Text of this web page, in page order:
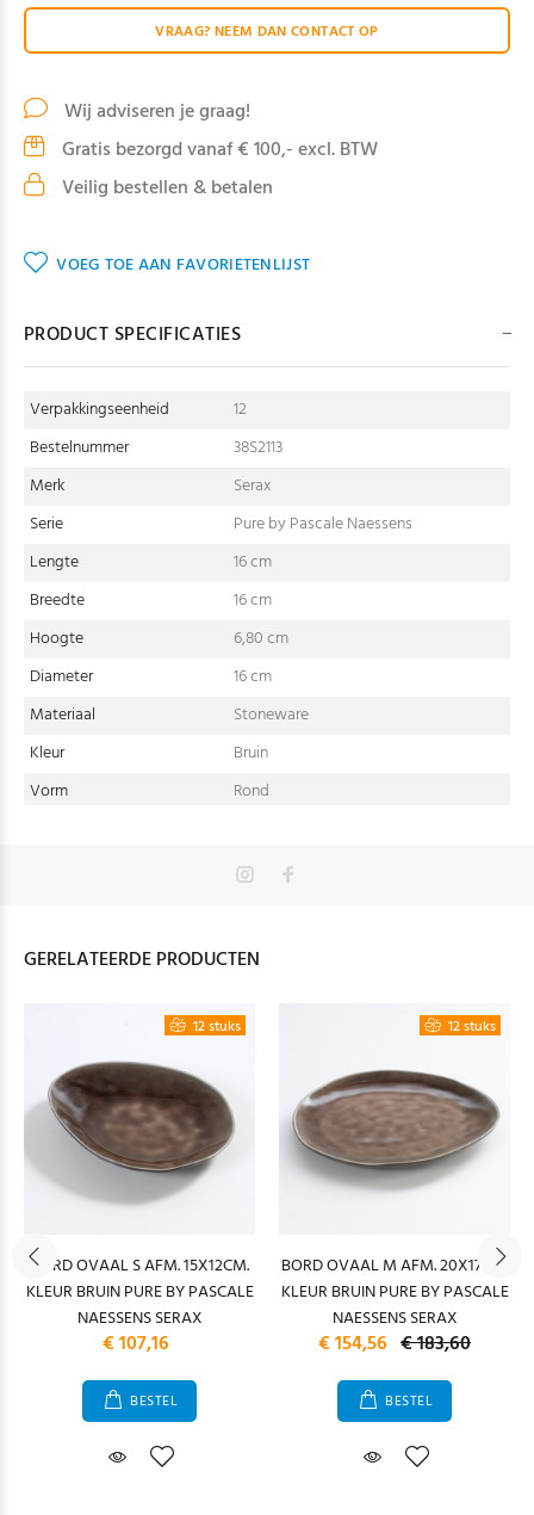
VRAAG? NEEM DAN CONTACT OP
Wij adviseren je graag!
Gratis bezorgd vanaf € 100,- excl. BTW
Veilig bestellen & betalen
VOEG TOE AAN FAVORIETENLIJST
PRODUCT SPECIFICATIES
Verpakkingseenheid
12
Bestelnummer
38S2113
Merk
Serax
Serie
Pure by Pascale Naessens
Lengte
16 cm
Breedte
16 cm
Hoogte
6,80 cm
Diameter
16 cm
Materiaal
Stoneware
Kleur
Bruin
Vorm
Rond
GERELATEERDE PRODUCTEN
12 stuks
BORD OVAAL S AFM. 15X12CM.
KLEUR BRUIN PURE BY PASCALE
NAESSENS SERAX
€ 107,16
BESTEL
12 stuks
BORD OVAAL M AFM. 20X17CM.
KLEUR BRUIN PURE BY PASCALE
NAESSENS SERAX
€ 154,56 € 183,60
BESTEL